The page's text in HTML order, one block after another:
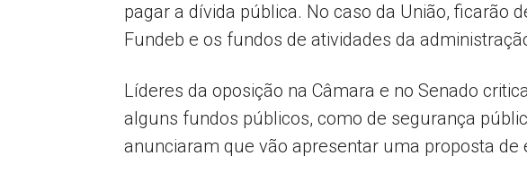
pagar a dívida pública. No caso da União, ficarão
Fundeb e os fundos de atividades da
Líderes da oposição na Câmara e no Senado
alguns fundos públicos, como de segurança
anunciaram que vão apresentar uma proposta de